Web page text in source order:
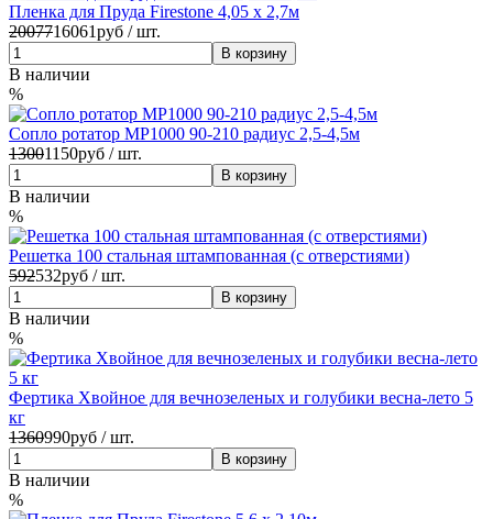
Пленка для Пруда Firestone 4,05 х 2,7м
2007716061руб / шт.
В наличии
%
Сопло ротатор MP1000 90-210 радиус 2,5-4,5м
13001150руб / шт.
В наличии
%
Решетка 100 стальная штампованная (с отверстиями)
592532руб / шт.
В наличии
%
Фертика Хвойное для вечнозеленых и голубики весна-лето 5
кг
1360990руб / шт.
В наличии
%